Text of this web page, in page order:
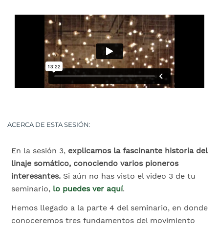
ACERCA DE ESTA SESIÓN:
En la sesión 3, explicamos la fascinante historia del
linaje somático, conociendo varios pioneros
interesantes. Si aún no has visto el video 3 de tu
seminario, lo puedes ver aquí.
Hemos llegado a la parte 4 del seminario, en donde
conoceremos tres fundamentos del movimiento